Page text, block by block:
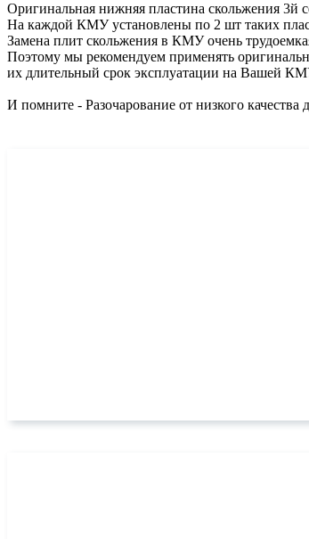
Оригинальная нижняя пластина скольжения
На каждой КМУ установлены по 2 шт таких
Замена плит скольжения в КМУ очень
Поэтому мы рекомендуем применять
их длительный срок эксплуатации на Вашей
И помните - Разочарование от низкого